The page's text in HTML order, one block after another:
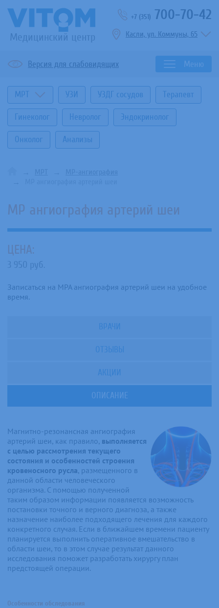
Медицинский центр
Версия для слабовидящих
Касли, ул. Коммуны, 65
+7 (351) 700-70-42
Меню
МРТ УЗИ УЗДГ сосудов Терапевт
Гинеколог Невролог Эндокринолог
Онколог Анализы
МР ангиография артерий шеи
ЦЕНА:
3 950 руб.
Записаться на МРА ангиография артерий шеи на удобное
время.
ОПИСАНИЕ
ВРАЧИ
ОТЗЫВЫ
АКЦИИ
Магнитно-резонансная ангиография
артерий шеи, как правило, выполняется
с целью рассмотрения текущего
состояния и особенностей строения
кровеносного русла, размещенного в
данной области человеческого
организма. С помощью полученной
таким образом информации появляется возможность
постановки точного и верного диагноза, а также
назначение наиболее подходящего лечения для каждого
конкретного случая. Если в ближайшем времени пациенту
планируется выполнить оперативное вмешательство в
области шеи, то в этом случае результат данного
исследования поможет разработать хирургу план
предстоящей операции.
Особенности обследования